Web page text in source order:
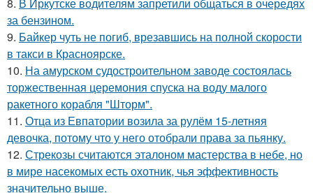
8. В Иркутске водителям запретили общаться в очередях
за бензином.
9. Байкер чуть не погиб, врезавшись на полной скорости
в такси в Красноярске.
10. На амурском судостроительном заводе состоялась
торжественная церемония спуска на воду малого
ракетного корабля "Шторм".
11. Отца из Евпатории возила за рулём 15-летняя
девочка, потому что у него отобрали права за пьянку.
12. Стрекозы считаются эталоном мастерства в небе, но
в мире насекомых есть охотник, чья эффективность
значительно выше.